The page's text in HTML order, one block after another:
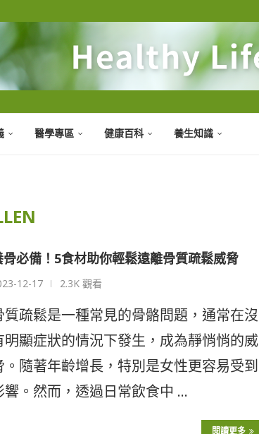
醫學專區 健康百科 養生知識
骨必備！5食材助你輕鬆遠離骨質疏鬆威脅
12-17 2.3K 觀看
質疏鬆是一種常見的骨骼問題，通常在沒
明顯症狀的情況下發生，成為靜悄悄的威
。隨著年齡增長，特別是女性更容易受到
響。然而，透過日常飲食中 …
閱讀更多